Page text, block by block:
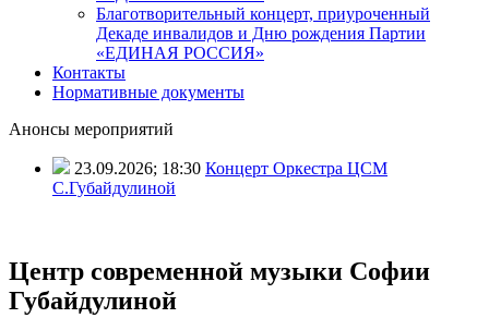
Благотворительный концерт, приуроченный
Декаде инвалидов и Дню рождения Партии
«ЕДИНАЯ РОССИЯ»
Контакты
Нормативные документы
Анонсы мероприятий
23.09.2026; 18:30 Концерт Оркестра ЦСМ
С.Губайдулиной
Центр современной музыки Софии
Губайдулиной